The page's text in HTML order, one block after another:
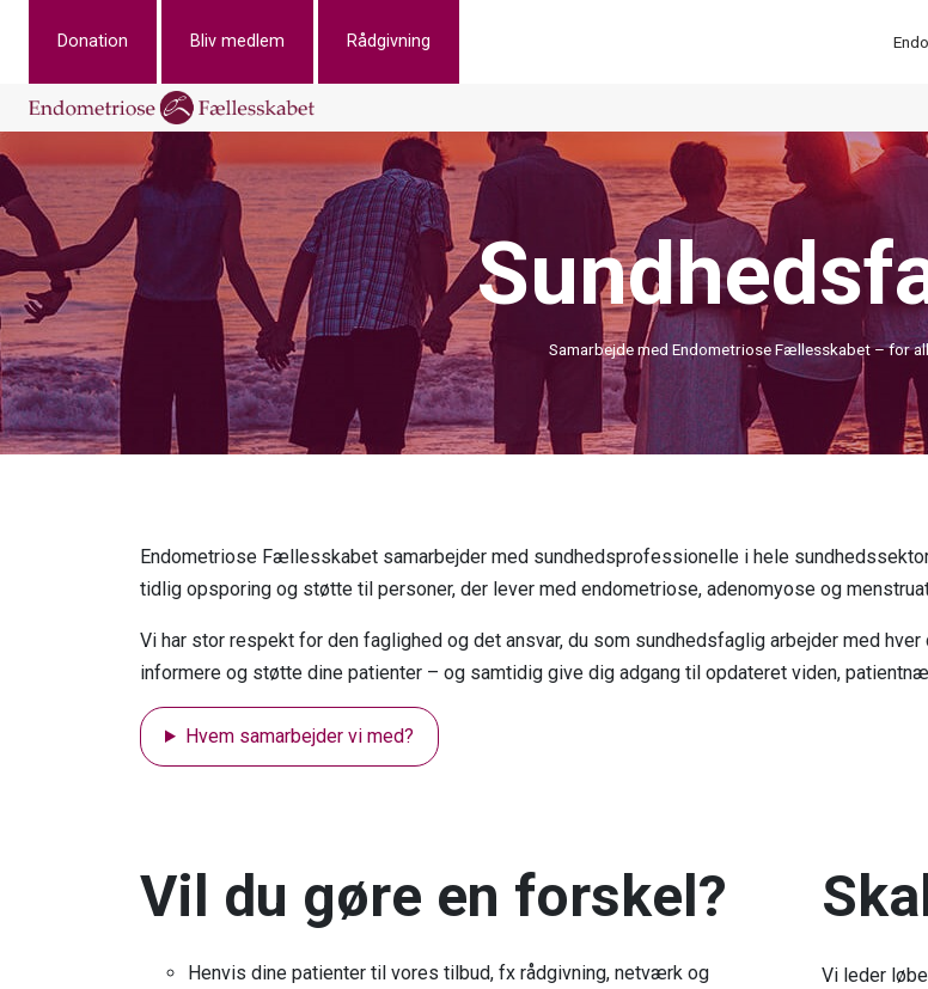
Donation Bliv medlem Rådgivning
Samarbejde med Endometriose Fællesskabet – for
Endometriose Fællesskabet samarbejder med sundhedsprofessionelle i hele
tidlig opsporing og støtte til personer, der lever med endometriose, adenomyose og
Vi har stor respekt for den faglighed og det ansvar, du som sundhedsfaglig arbejder med
informere og støtte dine patienter – og samtidig give dig adgang til opdateret viden,
Hvem samarbejder vi med?
Vil du gøre en forskel?
Henvis dine patienter til vores tilbud, fx rådgivning, netværk og
Vi leder